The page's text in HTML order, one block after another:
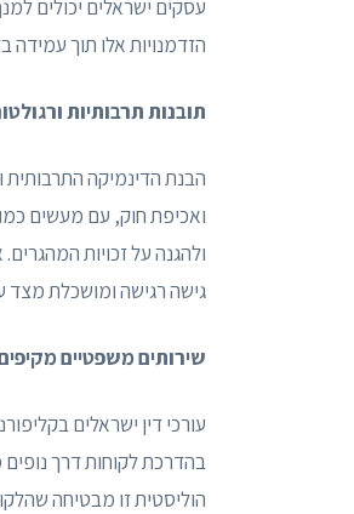
עסקים ישראלים יכולים
הזדמנויות אלו תוך עמידה
תובנות תרבותיות
הבנת הדינמיקה התרבותית
ולהגנה על זכויות
גישה רגישה ומושכלת מצד
שירותים משפטיים
עורכי דין ישראלים
בהדרכת לקוחות דרך
הוליסטית זו מבטיחה